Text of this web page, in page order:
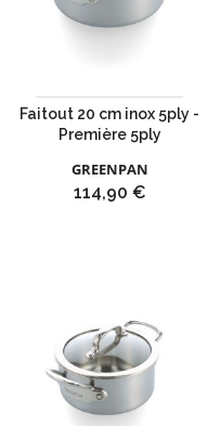
Faitout 20 cm inox 5ply -
Première 5ply
GREENPAN
Prix
114,90 €